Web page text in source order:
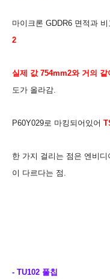
마이크론 GDDR6 면적과 비
2
실제 값 754mm2와 거의 같
도가 올라감.
P60Y029로 마킹되어있어
한 가지 걸리는 점은 엔비
이 다르다는 점.
- TU102 풀칩